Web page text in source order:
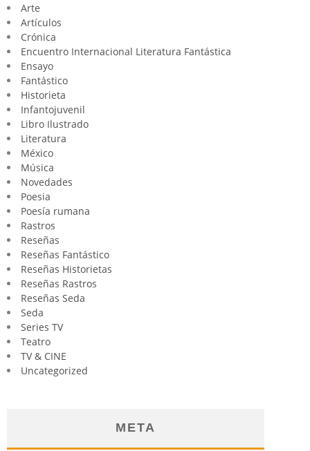
Arte
Artículos
Crónica
Encuentro Internacional Literatura Fantástica
Ensayo
Fantástico
Historieta
Infantojuvenil
Libro Ilustrado
Literatura
México
Música
Novedades
Poesia
Poesía rumana
Rastros
Reseñas
Reseñas Fantástico
Reseñas Historietas
Reseñas Rastros
Reseñas Seda
Seda
Series TV
Teatro
TV & CINE
Uncategorized
META